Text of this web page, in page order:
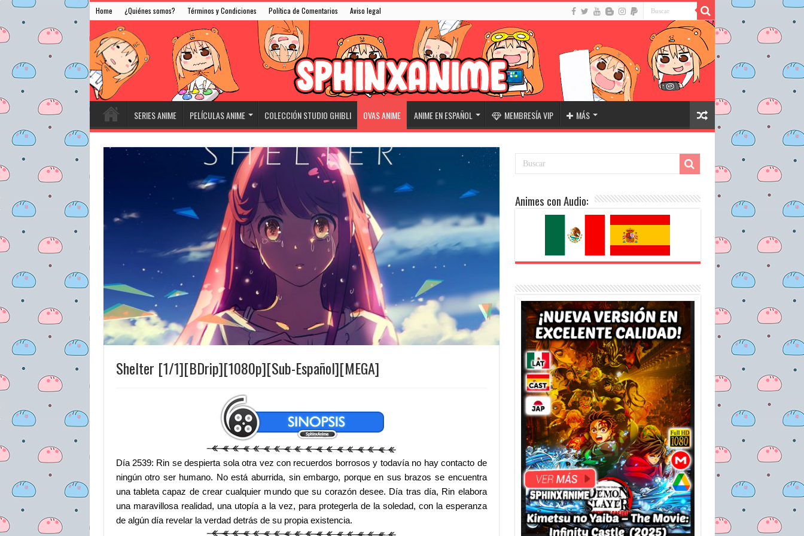
Home ¿Quiénes somos? Términos y Condiciones Política de Comentarios Aviso legal
SERIES ANIME PELÍCULAS ANIME COLECCIÓN STUDIO GHIBLI OVAS ANIME ANIME EN ESPAÑOL MEMBRESÍA VIP MÁS
Shelter [1/1][BDrip][1080p][Sub-Español][MEGA]
Día 2539: Rin se despierta sola otra vez con recuerdos borrosos y todavía no hay contacto de
ningún otro ser humano. No está aburrida, sin embargo, porque en sus brazos se encuentra
una tableta capaz de crear cualquier mundo que su corazón desee. Día tras día, Rin elabora
una maravillosa realidad, una utopía a la vez, para protegerla de la soledad, con la esperanza
de algún día revelar la verdad detrás de su propia existencia.
Animes con Audio: